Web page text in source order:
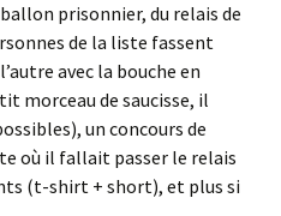
prisonnier, du relais de
de la liste fassent
avec la bouche en
morceau de saucisse, il
un concours de
où il fallait passer le relais
(t-shirt + short), et plus si